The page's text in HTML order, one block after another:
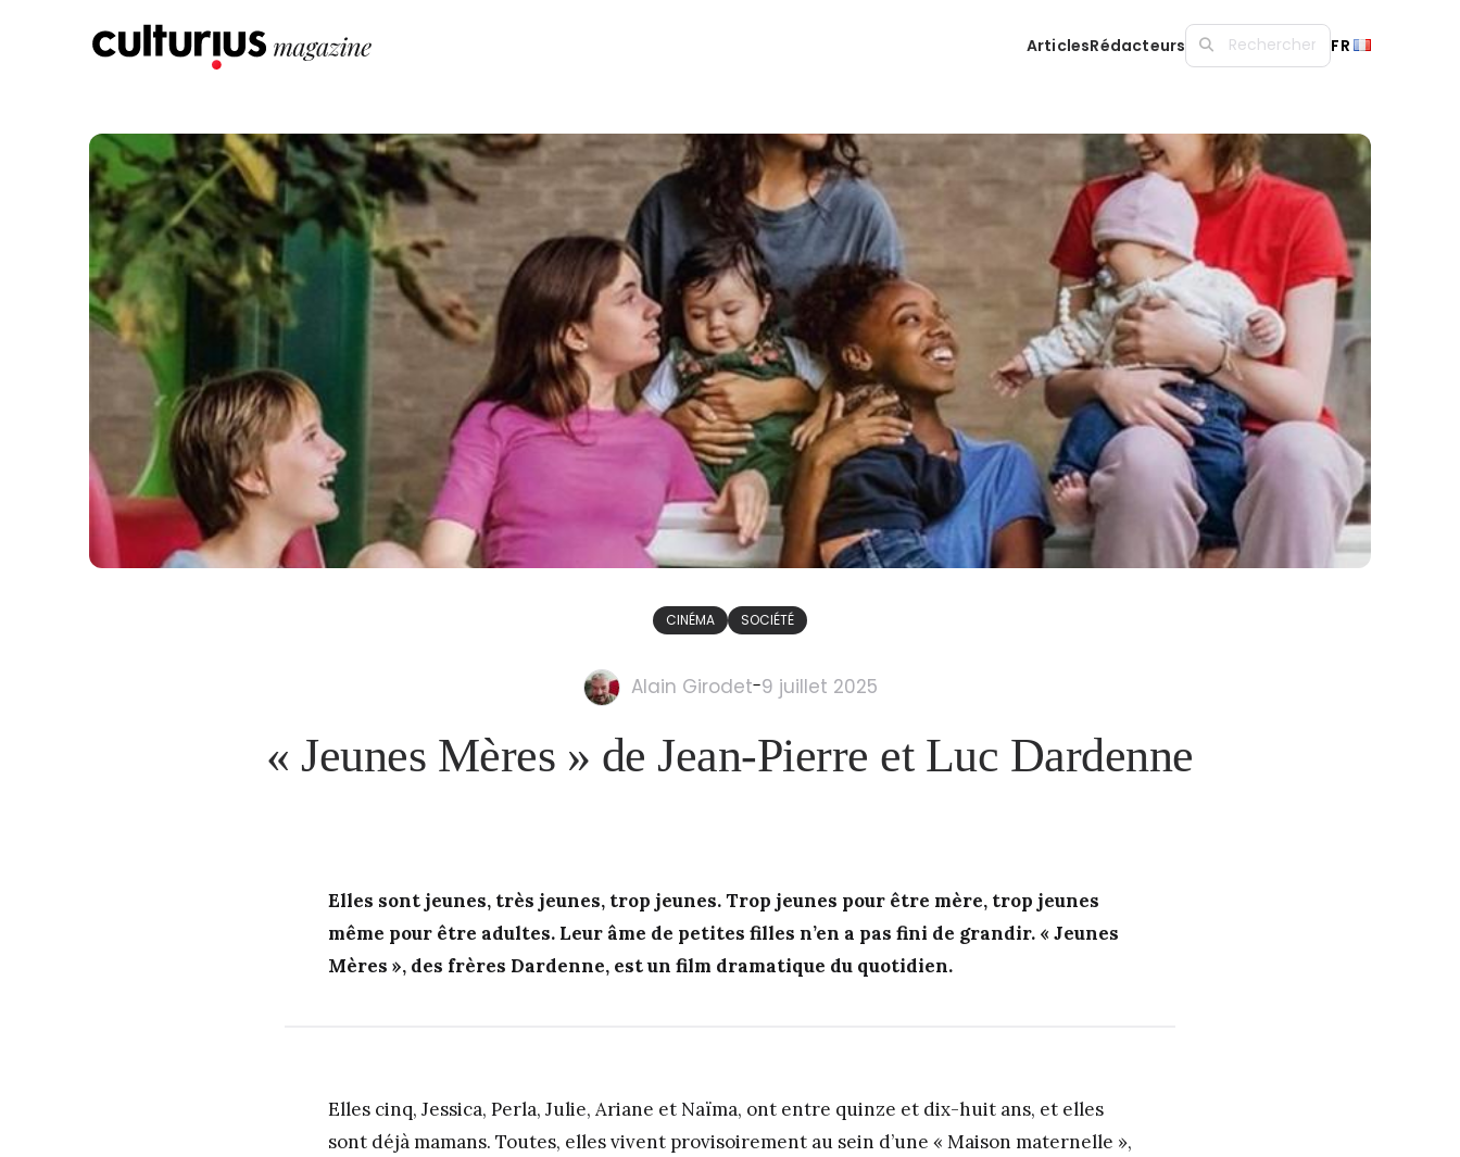
ArticlesRédacteurs FR
CINÉMA SOCIÉTÉ
Alain Girodet-9 juillet 2025
« Jeunes Mères » de Jean-Pierre et Luc Dardenne
Elles sont jeunes, très jeunes, trop jeunes. Trop jeunes pour être mère, trop jeunes
même pour être adultes. Leur âme de petites filles n’en a pas fini de grandir. « Jeunes
Mères », des frères Dardenne, est un film dramatique du quotidien.
Elles cinq, Jessica, Perla, Julie, Ariane et Naïma, ont entre quinze et dix-huit ans, et elles
sont déjà mamans. Toutes, elles vivent provisoirement au sein d’une « Maison maternelle »,